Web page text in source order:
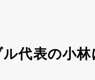
代表の小